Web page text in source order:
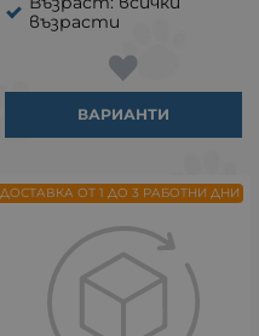
възрасти
ВАРИАНТИ
ДОСТАВКА ОТ 1 ДО 3 РАБОТНИ ДНИ